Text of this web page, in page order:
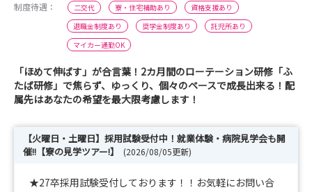
制度待遇：
二交代 寮・住宅補助あり
資格支援あり
退職金制度あり
奨学金制度あり
託児所あり
マイカー通勤OK
「ほめて伸ばす」が合言葉！2カ月間のローテーション研修「ふ
たば研修」で焦らず、ゆっくり、個々のペースで成長出来る！配
属先はあなたの希望を最大限考慮します！
【火曜日・土曜日】採用試験受付中！就業体験・病院見学会も開
催!!【寮の見学ツアー!】
(2026/08/05更新)
★27卒採用試験受付しております！！お気軽にお問い合